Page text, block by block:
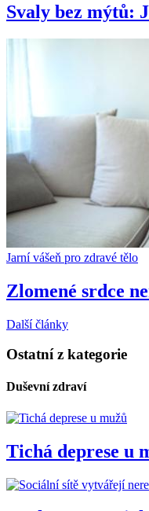
Svaly bez mýtů:
Jarní vášeň pro zdravé tělo
Zlomené srdce
Další články
Ostatní z kategorie
Duševní zdraví
Tichá deprese u